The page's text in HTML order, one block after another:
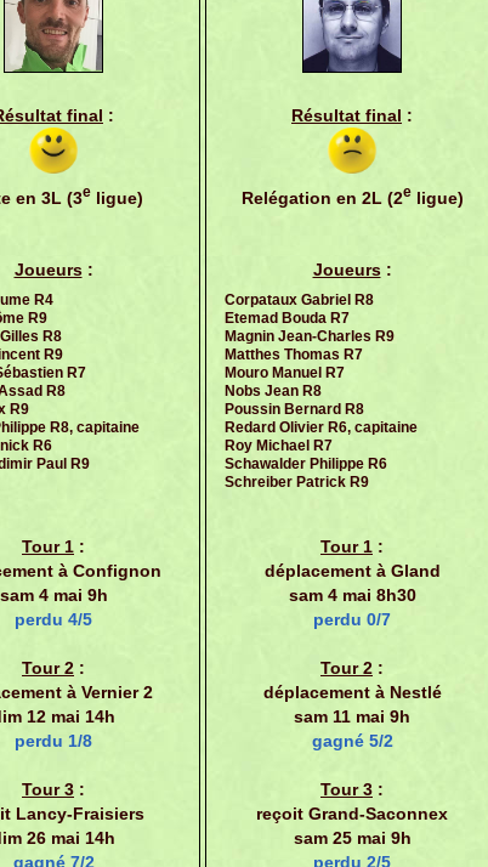
final :
en 3L (3e ligue)
Joueurs:
R4
R9
R8
R9
R7
R8
R9
R8, capitaine
R6
Paul R9
Tour 1 :
à Confignon
sam 4 mai 9h
perdu 4/5
Tour 2 :
à Vernier 2
12 mai 14h
perdu 1/8
Tour 3 :
Lancy-Fraisiers
26 mai 14h
gagné 7/2
Résultat final :
Relégation en 2L (2eligue)
Joueurs:
Corpataux Gabriel R8
Etemad Bouda R7
Magnin Jean-Charles R9
Matthes Thomas R7
Mouro Manuel R7
Nobs Jean R8
Poussin Bernard R8
Redard Olivier R6, capitaine
Roy Michael R7
Schawalder Philippe R6
Schreiber Patrick R9
Tour 1 :
déplacement à Gland
sam 4 mai 8h30
perdu 0/7
Tour 2 :
déplacement à Nestlé
sam 11 mai 9h
gagné 5/2
Tour 3 :
reçoit Grand-Saconnex
sam 25 mai 9h
perdu 2/5